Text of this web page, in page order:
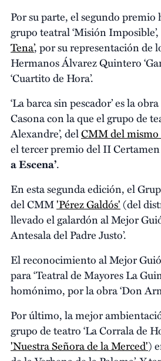
Por su parte, el segundo premio
grupo teatral ‘Misión
Tena’, por su representación de
Hermanos Álvarez Quintero
‘Cuartito de Hora’.
‘La barca sin pescador’ es la
Casona con la que el grupo de
Alexandre’, delCMM del
el tercer premio del II Certamen
a Escena’.
En esta segunda edición, el
del CMM'Pérez Galdós'(del
llevado el galardón al Mejor
Antesala del Padre Justo’.
El reconocimiento al Mejor
para ‘Teatral de Mayores La
homónimo, por la obra ‘Don
Por último, la mejor
grupo de teatro ‘La Corrala de
'Nuestra Señora de la Merced')